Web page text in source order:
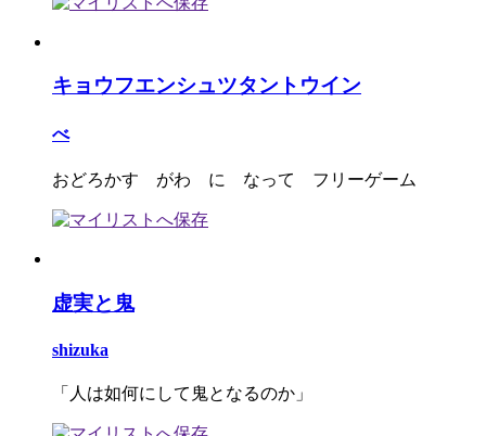
キョウフエンシュツタントウイン
べ
おどろかす がわ に なって フリーゲーム
虚実と鬼
shizuka
「人は如何にして鬼となるのか」